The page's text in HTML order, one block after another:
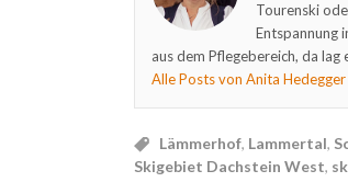
Tourenski
Entspannung
aus dem Pflegebereich, da lag
Alle Posts von Anita Hedegger
Lämmerhof, Lammertal,
Skigebiet Dachstein West,